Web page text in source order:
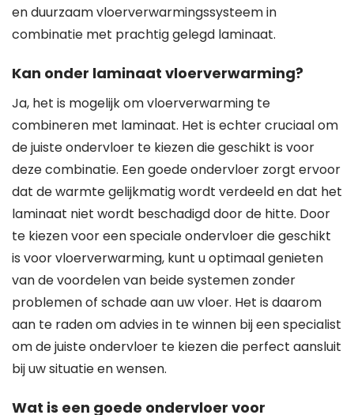
en duurzaam vloerverwarmingssysteem in
combinatie met prachtig gelegd laminaat.
Kan onder laminaat vloerverwarming?
Ja, het is mogelijk om vloerverwarming te
combineren met laminaat. Het is echter cruciaal om
de juiste ondervloer te kiezen die geschikt is voor
deze combinatie. Een goede ondervloer zorgt ervoor
dat de warmte gelijkmatig wordt verdeeld en dat het
laminaat niet wordt beschadigd door de hitte. Door
te kiezen voor een speciale ondervloer die geschikt
is voor vloerverwarming, kunt u optimaal genieten
van de voordelen van beide systemen zonder
problemen of schade aan uw vloer. Het is daarom
aan te raden om advies in te winnen bij een specialist
om de juiste ondervloer te kiezen die perfect aansluit
bij uw situatie en wensen.
Wat is een goede ondervloer voor